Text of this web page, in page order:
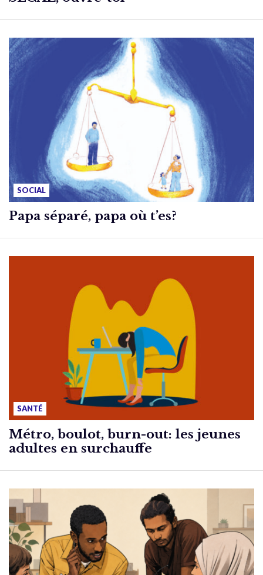
SOCIAL
Papa séparé, papa où t’es?
SANTÉ
Métro, boulot, burn-out: les jeunes
adultes en surchauffe